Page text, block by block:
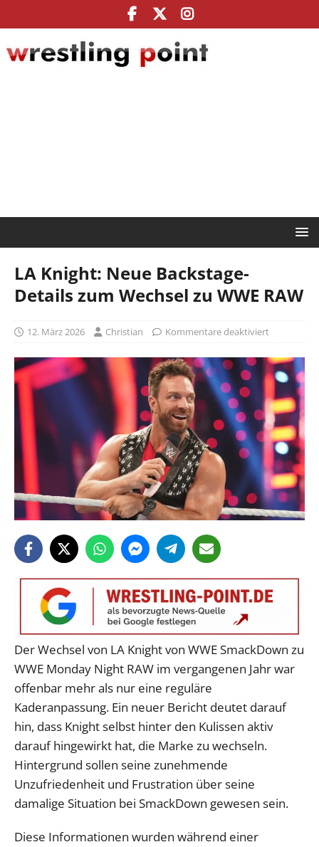
LA Knight: Neue Backstage-
Details zum Wechsel zu WWE RAW
12. März 2026 Christian Kommentare deaktiviert
Der Wechsel von LA Knight von WWE SmackDown zu
WWE Monday Night RAW im vergangenen Jahr war
offenbar mehr als nur eine reguläre
Kaderanpassung. Ein neuer Bericht deutet darauf
hin, dass Knight selbst hinter den Kulissen aktiv
darauf hingewirkt hat, die Marke zu wechseln.
Hintergrund sollen seine zunehmende
Unzufriedenheit und Frustration über seine
damalige Situation bei SmackDown gewesen sein.
Diese Informationen wurden während einer